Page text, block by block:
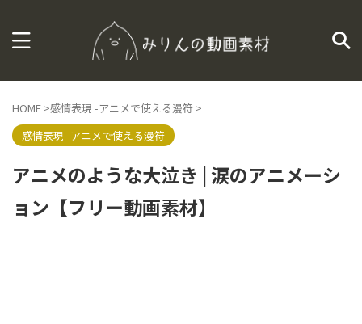
HOME >感情表現 -アニメで使える漫符 >
感情表現 -アニメで使える漫符
アニメのような大泣き | 涙のアニメーシ
ョン【フリー動画素材】